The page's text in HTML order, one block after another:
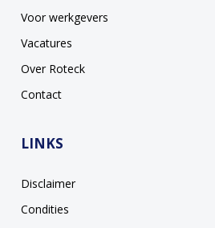
Voor werkgevers
Vacatures
Over Roteck
Contact
LINKS
Disclaimer
Condities